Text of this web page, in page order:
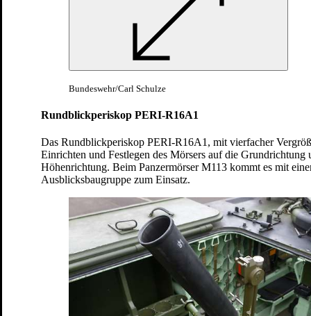
Bundeswehr/Carl Schulze
Rundblickperiskop PERI-R16A1
Das Rundblickperiskop PERI-R16A1, mit vierfacher
Einrichten und Festlegen des Mörsers auf die Grundrichtung
Höhenrichtung. Beim Panzermörser M113 kommt es mit
Ausblicksbaugruppe zum Einsatz.
Durch die sehr steile und gekrümmte Flugbahn
Ziele hinter Deckungen.
Bundeswehr/Marco Dorow